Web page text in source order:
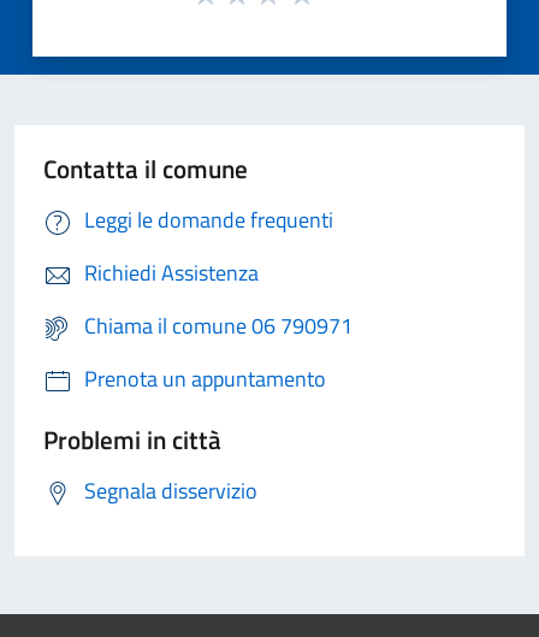
Contatta il comune
Leggi le domande frequenti
Richiedi Assistenza
Chiama il comune 06 790971
Prenota un appuntamento
Problemi in città
Segnala disservizio